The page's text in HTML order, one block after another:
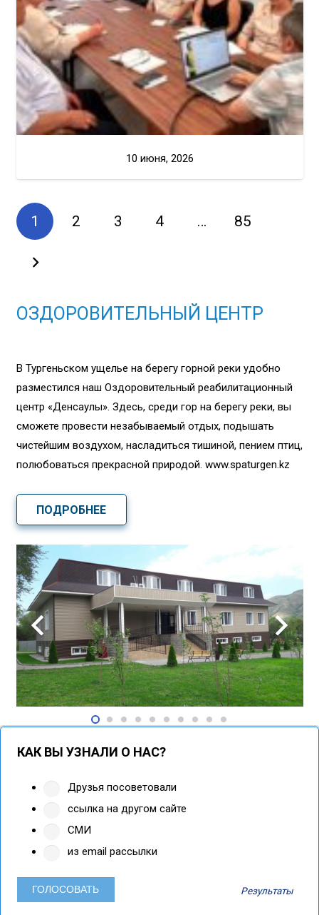
10 июня, 2026
1 2 3 4 … 85
ОЗДОРОВИТЕЛЬНЫЙ ЦЕНТР
В Тургеньском ущелье на берегу горной реки удобно
разместился наш Оздоровительный реабилитационный
центр «Денсаулық». Здесь, среди гор на берегу реки, вы
сможете провести незабываемый отдых, подышать
чистейшим воздухом, насладиться тишиной, пением птиц,
полюбоваться прекрасной природой. www.spaturgen.kz
ПОДРОБНЕЕ
КАК ВЫ УЗНАЛИ О НАС?
Друзья посоветовали
ссылка на другом сайте
СМИ
из email рассылки
Результаты